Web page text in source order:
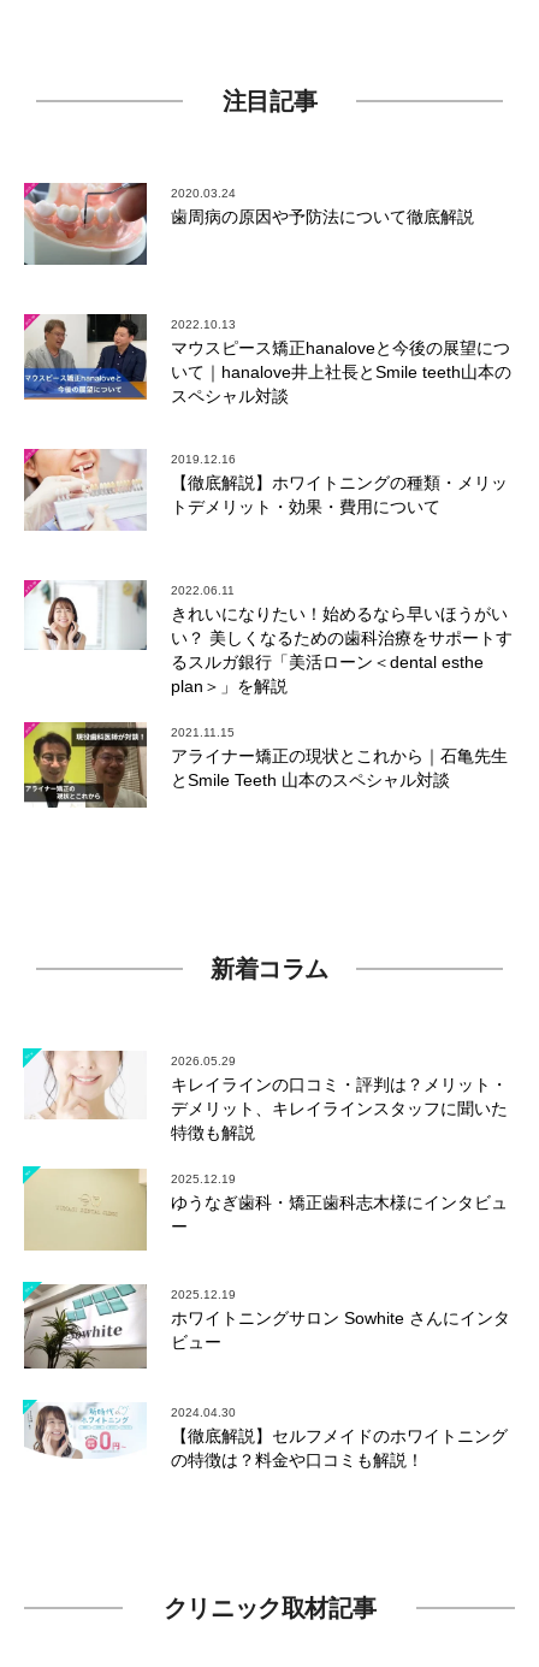
注目記事
2020.03.24
歯周病の原因や予防法について徹底解説
2022.10.13
マウスピース矯正hanaloveと今後の展望につ
いて｜hanalove井上社長とSmile teeth山本の
スペシャル対談
2019.12.16
【徹底解説】ホワイトニングの種類・メリッ
トデメリット・効果・費用について
2022.06.11
きれいになりたい！始めるなら早いほうがい
い？ 美しくなるための歯科治療をサポートす
るスルガ銀行「美活ローン＜dental esthe
plan＞」を解説
2021.11.15
アライナー矯正の現状とこれから｜石亀先生
とSmile Teeth 山本のスペシャル対談
新着コラム
2026.05.29
キレイラインの口コミ・評判は？メリット・
デメリット、キレイラインスタッフに聞いた
特徴も解説
2025.12.19
ゆうなぎ歯科・矯正歯科志木様にインタビュ
ー
2025.12.19
ホワイトニングサロン Sowhite さんにインタ
ビュー
2024.04.30
【徹底解説】セルフメイドのホワイトニング
の特徴は？料金や口コミも解説！
クリニック取材記事